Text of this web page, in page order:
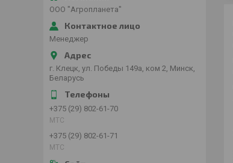
ООО "Агропланета"
Менеджер
г. Клецк, ул. Победы 149а, ком 2, Минск,
Беларусь
+375 (29) 802-61-70
МТС
+375 (29) 802-61-71
МТС